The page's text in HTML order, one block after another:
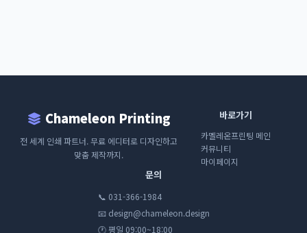
Chameleon Printing
전 세계 인쇄 파트너. 무료 에디터로 디자인하고
맞춤 제작까지.
바로가기
카멜레온프린팅 메인
커뮤니티
마이페이지
문의
📞 031-366-1984
📧 design@chameleon.design
🕐 평일 09:00~18:00